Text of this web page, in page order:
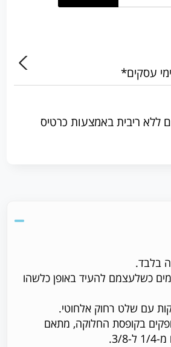
ללא ריבית באמצעות כרטיס
בלבד.
כשלעצמם להעיד באופן כלשהו
עם שלט רחוק אלחוטי.
בקופסת החלוקה, מתאם